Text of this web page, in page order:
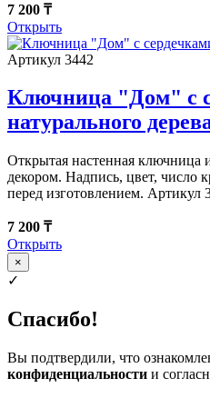
7 200 ₸
Открыть
Артикул 3442
Ключница "Дом" с
натурального
Открытая настенная
декором. Надпись, цвет, число
перед изготовлением. Артикул
7 200 ₸
Открыть
×
✓
Спасибо!
Вы подтвердили, что
конфиденциальности и